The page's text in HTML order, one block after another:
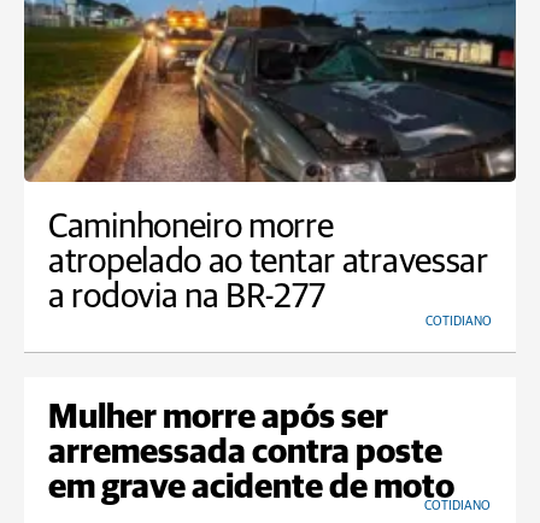
Caminhoneiro morre
atropelado ao tentar atravessar
a rodovia na BR-277
COTIDIANO
Mulher morre após ser
arremessada contra poste
em grave acidente de moto
COTIDIANO